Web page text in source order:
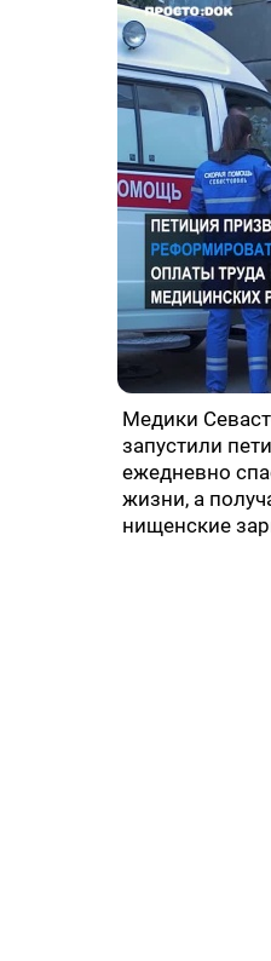
Медики
запустили
ежедневно
жизни, а
нищенские